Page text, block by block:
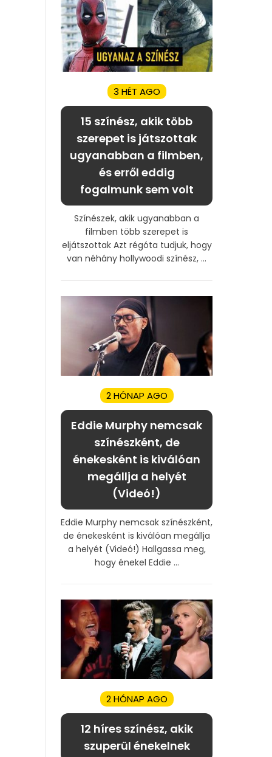
3 HÉT AGO
15 színész, akik több
szerepet is játszottak
ugyanabban a filmben,
és erről eddig
fogalmunk sem volt
Színészek, akik ugyanabban a
filmben több szerepet is
eljátszottak Azt régóta tudjuk, hogy
van néhány hollywoodi színész, ...
2 HÓNAP AGO
Eddie Murphy nemcsak
színészként, de
énekesként is kiválóan
megállja a helyét
(Videó!)
Eddie Murphy nemcsak színészként,
de énekesként is kiválóan megállja
a helyét (Videó!) Hallgassa meg,
hogy énekel Eddie ...
2 HÓNAP AGO
12 híres színész, akik
szuperül énekelnek